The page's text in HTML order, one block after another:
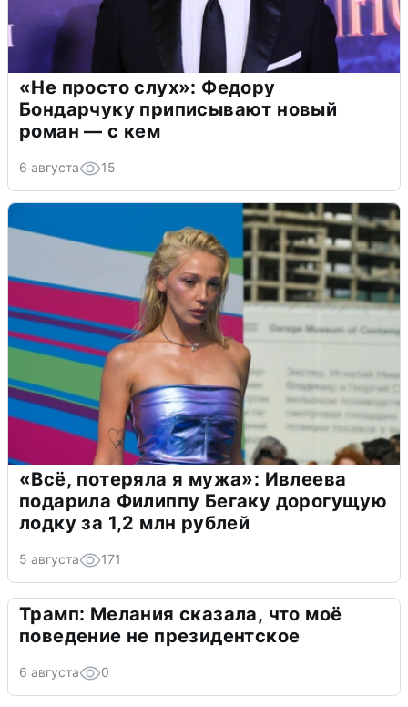
«Не просто слух»: Федору
Бондарчуку приписывают новый
роман — с кем
6 августа 15
«Всё, потеряла я мужа»: Ивлеева
подарила Филиппу Бегаку дорогущую
лодку за 1,2 млн рублей
5 августа 171
Трамп: Мелания сказала, что моё
поведение не президентское
6 августа 0